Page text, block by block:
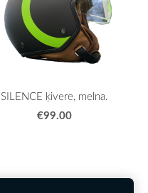
SILENCE ķivere, melna.
€99.00